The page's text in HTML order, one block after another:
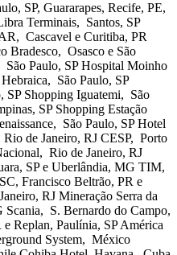
SP, Guararapes, Recife, PE,
Terminais, Santos, SP
Cascavel e Curitiba, PR
Bradesco, Osasco e São
Paulo, SP Hospital Moinho
São Paulo, SP
SP Shopping Iguatemi, São
SP Shopping Estação
São Paulo, SP Hotel
de Janeiro, RJ CESP, Porto
Rio de Janeiro, RJ
SP e Uberlândia, MG TIM,
Francisco Beltrão, PR e
RJ Mineração Serra da
S. Bernardo do Campo,
Replan, Paulínia, SP América
System, México